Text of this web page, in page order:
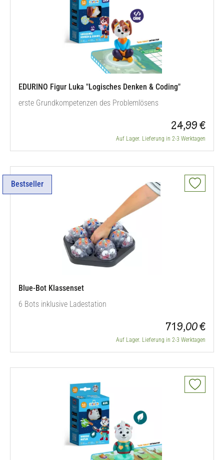
EDURINO Figur Luka "Logisches Denken & Coding"
erste Grundkompetenzen des Problemlösens
24,99 €
Auf Lager. Lieferung in 2-3 Werktagen
Bestseller
Blue-Bot Klassenset
6 Bots inklusive Ladestation
719,00 €
Auf Lager. Lieferung in 2-3 Werktagen